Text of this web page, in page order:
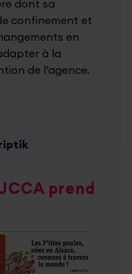
dont sa
confinement et
en
à la
de l’agence.
prend